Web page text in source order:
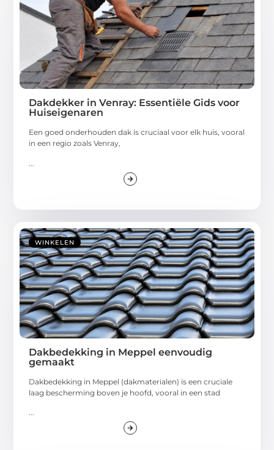
Dakdekker in Venray: Essentiële Gids voor
Huiseigenaren
Een goed onderhouden dak is cruciaal voor elk huis, vooral
in een regio zoals Venray,
WINKELEN
Dakbedekking in Meppel eenvoudig
gemaakt
Dakbedekking in Meppel (dakmaterialen) is een cruciale
laag bescherming boven je hoofd, vooral in een stad